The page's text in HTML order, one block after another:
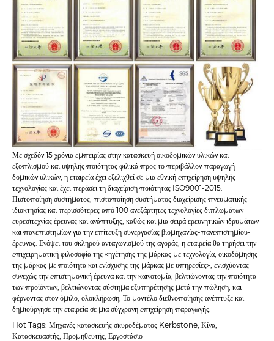
Με σχεδόν 15 χρόνια εμπειρίας στην κατασκευή οικοδομικών υλικών και
εξοπλισμού και υψηλής ποιότητας φιλικά προς το περιβάλλον παραγωγή
δομικών υλικών, η εταιρεία έχει εξελιχθεί σε μια εθνική επιχείρηση υψηλής
τεχνολογίας και έχει περάσει τη διαχείριση ποιότητας ISO9001-2015.
Πιστοποίηση συστήματος, πιστοποίηση συστήματος διαχείρισης πνευματικής
ιδιοκτησίας και περισσότερες από 100 ανεξάρτητες τεχνολογίες διπλωμάτων
ευρεσιτεχνίας έρευνας και ανάπτυξης, καθώς και μια σειρά ερευνητικών ιδρυμάτων
και πανεπιστημίων για την επίτευξη συνεργασίας βιομηχανίας-πανεπιστημίου-
έρευνας. Ενόψει του σκληρού ανταγωνισμού της αγοράς, η εταιρεία θα τηρήσει την
επιχειρηματική φιλοσοφία της «ηγέτησης της μάρκας με τεχνολογία, οικοδόμησης
της μάρκας με ποιότητα και ενίσχυσης της μάρκας με υπηρεσίες», ενισχύοντας
συνεχώς την επιστημονική έρευνα και την καινοτομία, βελτιώνοντας την ποιότητα
των προϊόντων, βελτιώνοντας σύστημα εξυπηρέτησης μετά την πώληση, και
φέρνοντας στον όμιλο, ολοκλήρωση, Το μοντέλο διεθνοποίησης ανέπτυξε και
δημιούργησε την εταιρεία σε μια σύγχρονη επιχείρηση παραγωγής.
Hot Tags: Μηχανές κατασκευής σκυροδέματος Kerbstone, Κίνα,
Κατασκευαστής, Προμηθευτής, Εργοστάσιο